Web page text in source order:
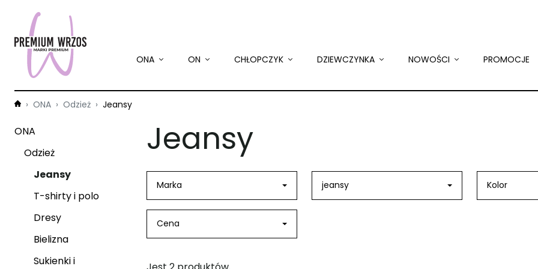
ONA ON CHŁOPCZYK DZIEWCZYNKA NOWOŚCI PROMOCJE
ONA Odzież Jeansy
ONA
Odzież
Jeansy
T-shirty i polo
Dresy
Bielizna
Sukienki i
Jeansy
Marka jeansy Kolor
Cena